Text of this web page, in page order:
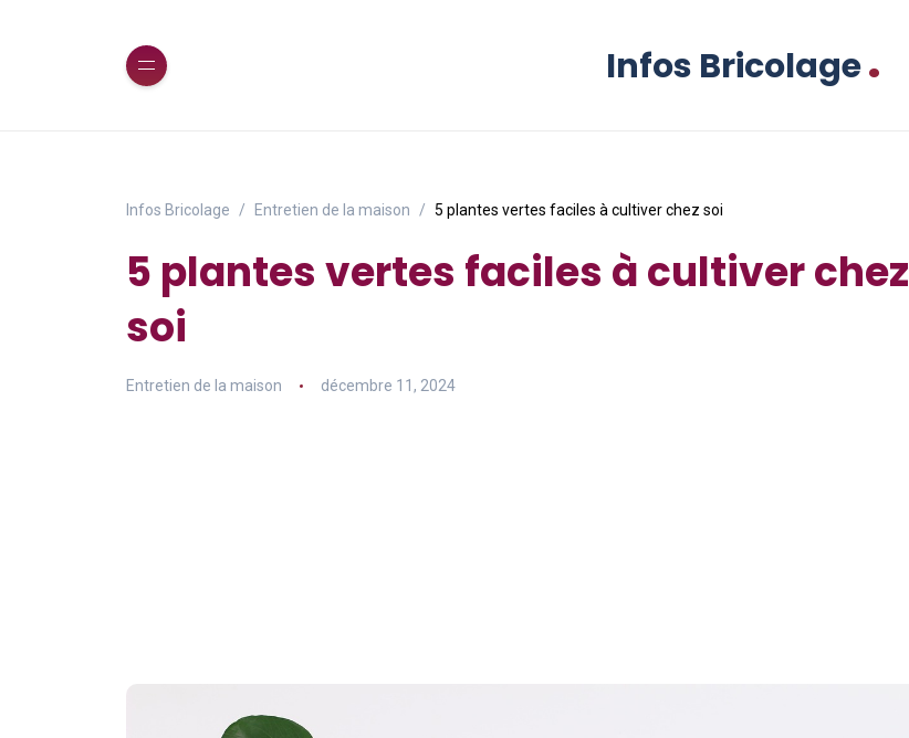
Infos Bricolage.
Infos Bricolage Entretien de la maison 5 plantes vertes faciles à cultiver chez soi
5 plantes vertes faciles à cultiver chez
soi
Entretien de la maison décembre 11, 2024